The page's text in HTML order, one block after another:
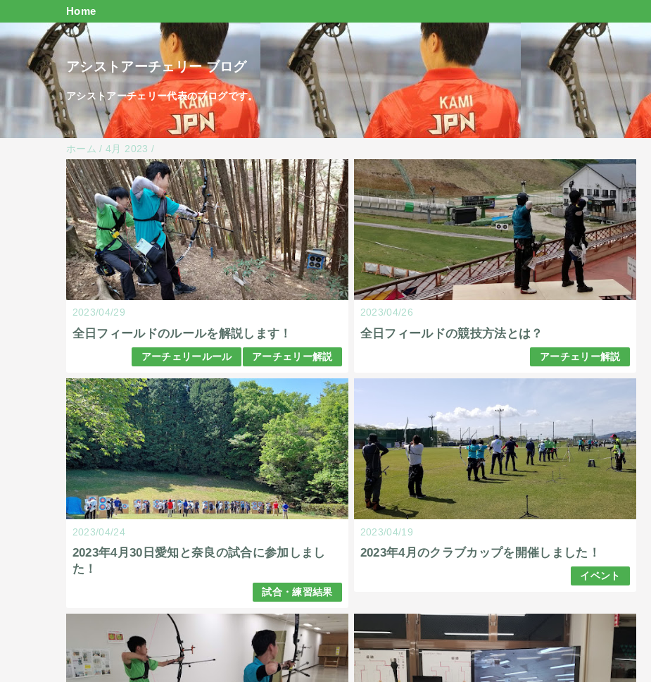
Home
アシストアーチェリー ブログ
アシストアーチェリー代表のブログです。
ホーム /4月 2023 /
2023/04/29
全日フィールドのルールを解説します！
アーチェリールール アーチェリー解説
2023/04/26
全日フィールドの競技方法とは？
アーチェリー解説
2023/04/24
2023年4月30日愛知と奈良の試合に参加しまし
た！
試合・練習結果
2023/04/19
2023年4月のクラブカップを開催しました！
イベント